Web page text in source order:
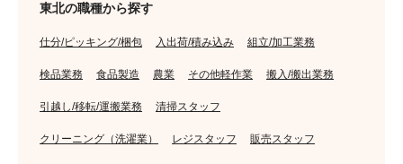
東北の職種から探す
仕分/ピッキング/梱包 入出荷/積み込み 組立/加工業務
検品業務 食品製造 農業 その他軽作業 搬入/搬出業務
引越し/移転/運搬業務 清掃スタッフ
クリーニング（洗濯業） レジスタッフ 販売スタッフ